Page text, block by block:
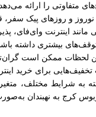
را ارائه
و روزهای پیک
مانند اینترنت
بیشتری داشته
لحظات ممکن است
برای خرید
به شرایط مختلف،
کرج به نهبندان